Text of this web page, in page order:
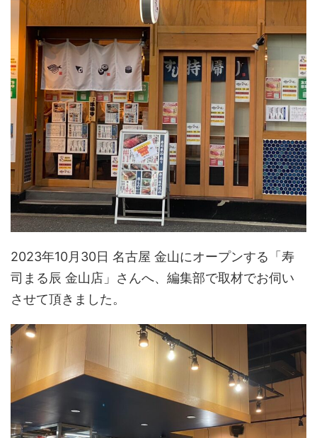
2023年10月30日 名古屋 金山にオープンする「寿
司まる辰 金山店」さんへ、編集部で取材でお伺い
させて頂きました。